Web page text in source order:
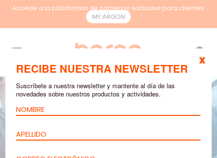
Accede a la plataforma de comercio exclusiva para clientes.
MY.ARGON
RECIBE NUESTRA NEWSLETTER
Suscríbete a nuestra newsletter y mantente al día de las
novedades sobre nuestros productos y actividades.
x